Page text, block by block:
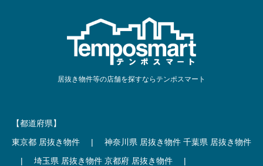
居抜き物件等の店舗を探すならテンポスマート
【都道府県】
東京都 居抜き物件
| 神奈川県 居抜き物件 千葉県 居抜き物件
|
埼玉県 居抜き物件 京都府 居抜き物件
|